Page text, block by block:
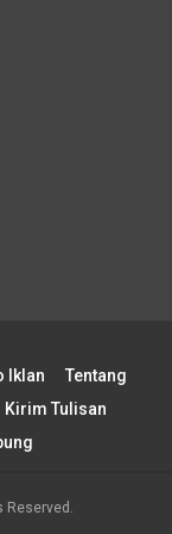
Iklan
Tentang
Kirim Tulisan
Reserved.